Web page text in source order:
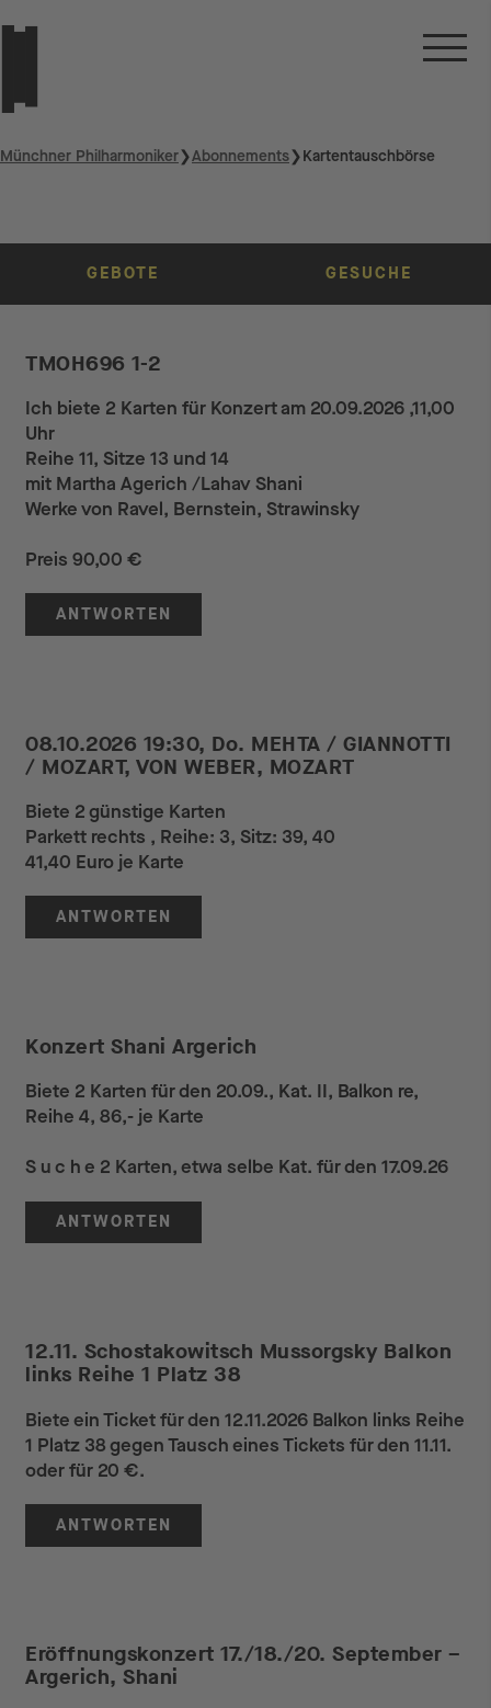
Münchner Philharmoniker❯Abonnements❯Kartentauschbörse
GEBOTE GESUCHE
TMOH696 1-2
Ich biete 2 Karten für Konzert am 20.09.2026 ,11,00
Uhr
Reihe 11, Sitze 13 und 14
mit Martha Agerich /Lahav Shani
Werke von Ravel, Bernstein, Strawinsky
Preis 90,00 €
ANTWORTEN
08.10.2026 19:30, Do. MEHTA / GIANNOTTI
/ MOZART, VON WEBER, MOZART
Biete 2 günstige Karten
Parkett rechts , Reihe: 3, Sitz: 39, 40
41,40 Euro je Karte
ANTWORTEN
Konzert Shani Argerich
Biete 2 Karten für den 20.09., Kat. II, Balkon re,
Reihe 4, 86,- je Karte
S u c h e 2 Karten, etwa selbe Kat. für den 17.09.26
ANTWORTEN
12.11. Schostakowitsch Mussorgsky Balkon
links Reihe 1 Platz 38
Biete ein Ticket für den 12.11.2026 Balkon links Reihe
1 Platz 38 gegen Tausch eines Tickets für den 11.11.
oder für 20 €.
ANTWORTEN
Eröffnungskonzert 17./18./20. September –
Argerich, Shani